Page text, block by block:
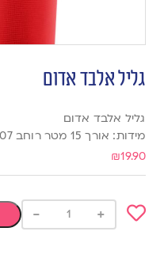
גליל אלבד אדום
גליל אלבד אדום
מידות: אורך 15 מטר רוחב 1.07 מטר
₪19.90
+
-